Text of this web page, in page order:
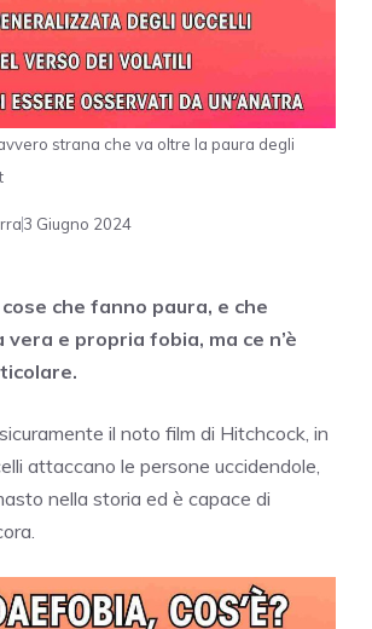
strana che va oltre la paura degli
3 Giugno 2024
che fanno paura, e che
vera e propria fobia, ma ce n’è
il noto film di Hitchcock, in
attaccano le persone uccidendole,
nella storia ed è capace di